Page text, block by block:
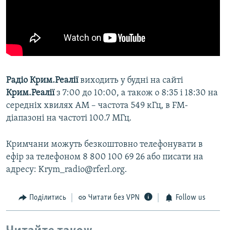
​Радіо Крим.Реаліївиходить у будні на сайті
Крим.Реаліїз 7:00 до 10:00, а також о 8:35 і 18:30 на
середніх хвилях АМ – частота 549 кГц, в FM-
діапазоні на частоті 100.7 МГц.
Кримчани можуть безкоштовно телефонувати в
ефір за телефоном 8 800 100 69 26 або писати на
адресу: Krym_radio@rferl.org.
Поділитись Читати без VPN Follow us